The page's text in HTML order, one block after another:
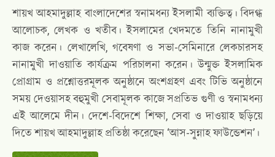
শায়খ আহমাদুল্লাহ বাংলাদেশের স্বনামধন্য ইসলামী ব্যক্তিত্ব। বিদগ্ধ
আলোচক, লেখক ও খতীব। ইসলামের খেদমতে তিনি নানামুখী
কাজ করেন। লেখালেখি, গবেষণা ও সভা-সেমিনারে লেকচারসহ
নানামুখী দাওয়াতি কার্যক্রম পরিচালনা করেন। উন্মুক্ত ইসলামিক
প্রোগ্রাম ও প্রশ্নোত্তরমূলক অনুষ্ঠানে অংশগ্রহণ এবং টিভি অনুষ্ঠানে
সময় দেওয়াসহ বহুমুখী সেবামূলক কাজে সপ্রতিভ গুণী ও স্বনামধন্য
এই আলেমে দীন। দেশে-বিদেশে শিক্ষা, সেবা ও দাওয়াহ ছড়িয়ে
দিতে শায়খ আহমাদুল্লাহ প্রতিষ্ঠা করেছেন ‘আস-সুন্নাহ ফাউন্ডেশন’।